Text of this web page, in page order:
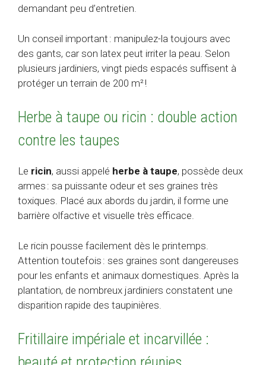
demandant peu d’entretien.
Un conseil important : manipulez-la toujours avec
des gants, car son latex peut irriter la peau. Selon
plusieurs jardiniers, vingt pieds espacés suffisent à
protéger un terrain de 200 m² !
Herbe à taupe ou ricin : double action
contre les taupes
Le ricin, aussi appelé herbe à taupe, possède deux
armes : sa puissante odeur et ses graines très
toxiques. Placé aux abords du jardin, il forme une
barrière olfactive et visuelle très efficace.
Le ricin pousse facilement dès le printemps.
Attention toutefois : ses graines sont dangereuses
pour les enfants et animaux domestiques. Après la
plantation, de nombreux jardiniers constatent une
disparition rapide des taupinières.
Fritillaire impériale et incarvillée :